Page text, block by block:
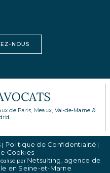
NOUS
de Paris, Meaux, Val-de-Marne &
Politique de Confidentialité
Cookies
par Netsulting, agence de
en Seine-et-Marne